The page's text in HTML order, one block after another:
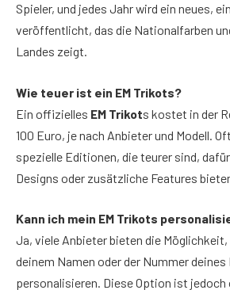
Spieler, und jedes Jahr wird ein neues,
veröffentlicht, das die Nationalfarben
Landes zeigt.
Wie teuer ist ein EM Trikots?
Ein offizielles EM Trikots kostet in der
100 Euro, je nach Anbieter und Modell.
spezielle Editionen, die teurer sind,
Designs oder zusätzliche Features
Kann ich mein EM Trikots
Ja, viele Anbieter bieten die Möglichkeit,
deinem Namen oder der Nummer
personalisieren. Diese Option ist